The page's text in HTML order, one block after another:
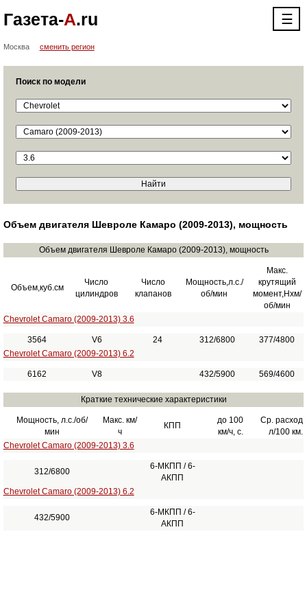
Газета-А.ru ☰
Москва сменить регион
Поиск по модели
Объем двигателя Шевроле Камаро (2009-2013), мощность
Объем двигателя Шевроле Камаро (2009-2013), мощность
Объем,куб.см
Число
цилиндров
Число
клапанов
Мощность,л.с./
об/мин
Макс.
крутящий
момент,Нхм/
об/мин
Chevrolet Camaro (2009-2013) 3.6
3564 V6 24 312/6800
377/4800
Chevrolet Camaro (2009-2013) 6.2
6162 V8 432/5900 569/4600
Краткие технические характеристики
Мощность, л.с./об/
мин
Макс. км/
ч
КПП
до 100
км/ч, с.
Ср. расход
л/100 км.
Chevrolet Camaro (2009-2013) 3.6
312/6800
6-МКПП / 6-
АКПП
Chevrolet Camaro (2009-2013) 6.2
432/5900
6-МКПП / 6-
АКПП